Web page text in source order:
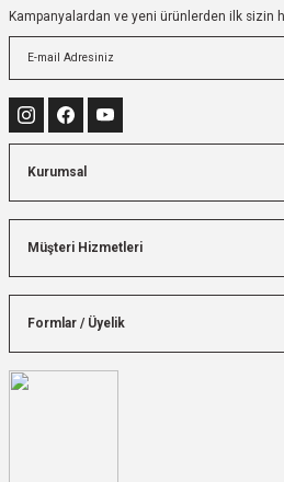
Kampanyalardan ve yeni ürünlerden ilk sizin
Kurumsal
Müşteri Hizmetleri
Formlar / Üyelik